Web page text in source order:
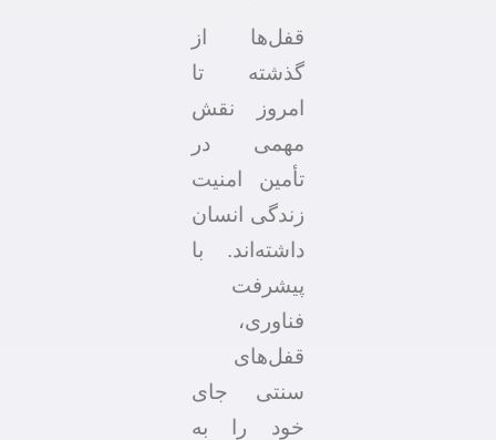
قفل‌ها از
گذشته تا
امروز نقش
مهمی در
تأمین امنیت
زندگی انسان
داشته‌اند. با
پیشرفت
فناوری،
قفل‌های
سنتی جای
خود را به